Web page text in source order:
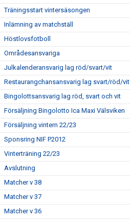
Träningsstart vintersäsongen
Inlämning av matchställ
Höstlovsfotboll
Områdesansvariga
Julkalenderansvarig lag röd/svart/vit
Restaurangchansansvarig lag svart/röd/vit
Bingolottsansvarig lag röd, svart och vit
Försäljning Bingolotto Ica Maxi Välsviken
Försäljning vintern 22/23
Sponsring NIF P2012
Vinterträning 22/23
Avslutning
Matcher v 38
Matcher v 37
Matcher v 36